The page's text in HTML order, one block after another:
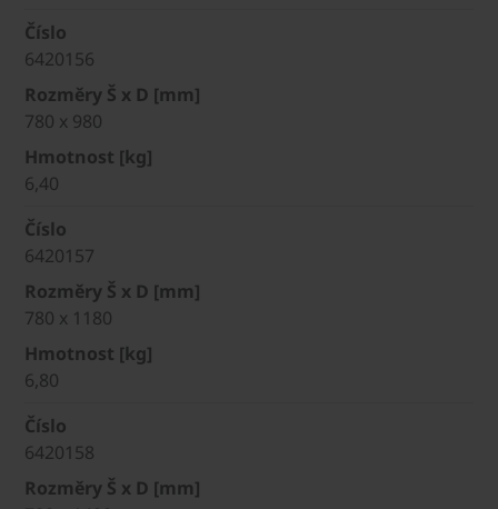
Číslo
6420156
Rozměry Š x D [mm]
780 x 980
Hmotnost [kg]
6,40
Číslo
6420157
Rozměry Š x D [mm]
780 x 1180
Hmotnost [kg]
6,80
Číslo
6420158
Rozměry Š x D [mm]